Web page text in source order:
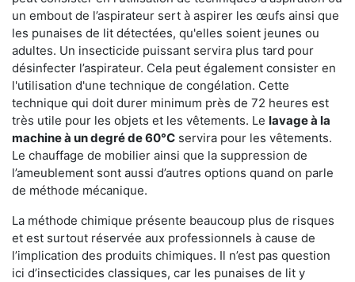
un embout de l’aspirateur sert à aspirer les œufs ainsi que
les punaises de lit détectées, qu'elles soient jeunes ou
adultes. Un insecticide puissant servira plus tard pour
désinfecter l’aspirateur. Cela peut également consister en
l'utilisation d'une technique de congélation. Cette
technique qui doit durer minimum près de 72 heures est
très utile pour les objets et les vêtements. Le lavage à la
machine à un degré de 60°C servira pour les vêtements.
Le chauffage de mobilier ainsi que la suppression de
l’ameublement sont aussi d’autres options quand on parle
de méthode mécanique.
La méthode chimique présente beaucoup plus de risques
et est surtout réservée aux professionnels à cause de
l’implication des produits chimiques. Il n’est pas question
ici d’insecticides classiques, car les punaises de lit y